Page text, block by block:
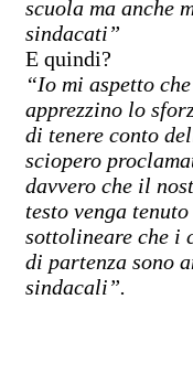
scuola ma anche
sindacati”
E quindi?
“Io mi aspetto
apprezzino lo
di tenere conto
sciopero
davvero che il
testo venga
sottolineare che i
di partenza sono
sindacali”.